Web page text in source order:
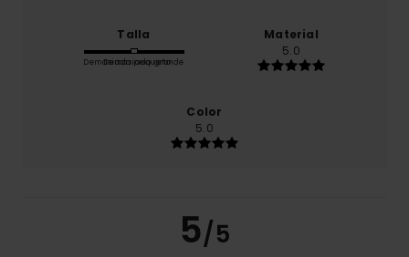
Talla
Demasiado pequeño
Demasiado grande
Material
5.0
Color
5.0
5/5